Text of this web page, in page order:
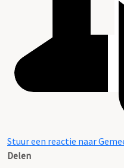
Stuur een reactie naar
Delen